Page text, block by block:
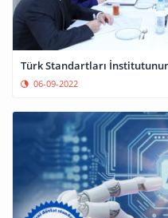
Türk Standartları
06-09-2022